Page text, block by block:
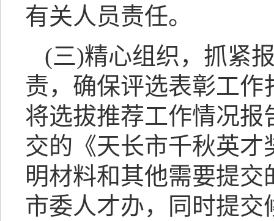
有关人员责任。
(三)精心组织，抓紧
责，确保评选表彰工作
将选拔推荐工作情况
交的《天长市千秋英
明材料和其他需要提
市委人才办，同时提